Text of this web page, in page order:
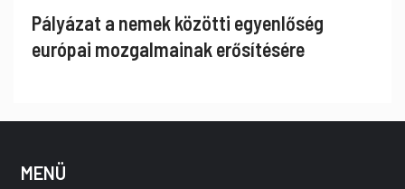
Pályázat a nemek közötti egyenlőség
európai mozgalmainak erősítésére
MENÜ